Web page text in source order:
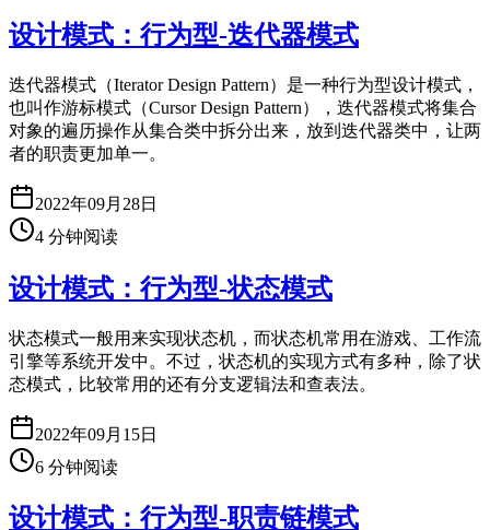
设计模式：行为型-迭代器模式
迭代器模式（Iterator Design Pattern）是一种行为型设计模式，
也叫作游标模式（Cursor Design Pattern），迭代器模式将集合
对象的遍历操作从集合类中拆分出来，放到迭代器类中，让两
者的职责更加单一。
2022年09月28日
4 分钟阅读
设计模式：行为型-状态模式
状态模式一般用来实现状态机，而状态机常用在游戏、工作流
引擎等系统开发中。不过，状态机的实现方式有多种，除了状
态模式，比较常用的还有分支逻辑法和查表法。
2022年09月15日
6 分钟阅读
设计模式：行为型-职责链模式